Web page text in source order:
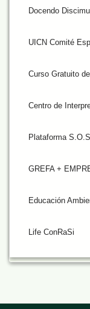
Docendo
UICN Comité
Curso Gratuito
Centro de
Plataforma
GREFA +
Educación
Life ConRaSi